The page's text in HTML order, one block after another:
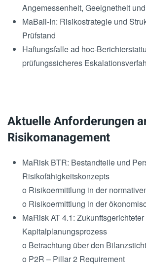
Angemessenheit, Geeignetheit
MaBail-In: Risikostrategie und
Prüfstand
Haftungsfalle ad hoc-
prüfungssicheres
Aktuelle Anforderungen
Risikomanagement
MaRisk BTR: Bestandteile und
Risikofähigkeitskonzepts
o Risikoermittlung in der
o Risikoermittlung in der
MaRisk AT 4.1: Zukunftsgerichteter
Kapitalplanungsprozess
o Betrachtung über den
o P2R – Pillar 2 Requirement